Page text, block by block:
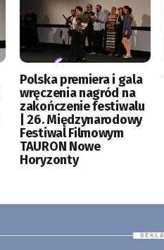
Polska premiera i gala
wręczenia nagród na
zakończenie festiwalu
| 26. Międzynarodowy
Festiwal Filmowym
TAURON Nowe
Horyzonty